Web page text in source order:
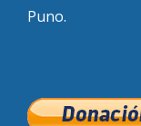
Puno.